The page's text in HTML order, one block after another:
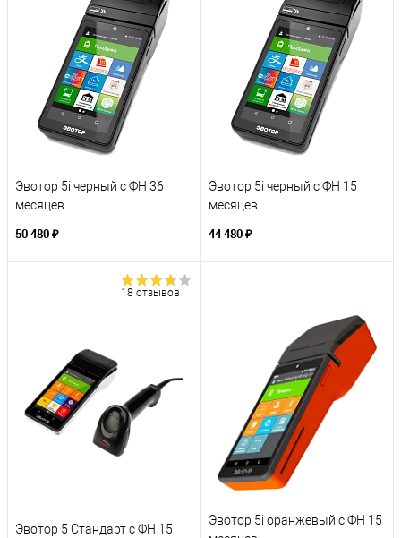
Эвотор 5i черный с ФН 36
месяцев
50 480 ₽
Эвотор 5i черный с ФН 15
месяцев
44 480 ₽
18 отзывов
Эвотор 5 Стандарт с ФН 15
Эвотор 5i оранжевый с ФН 15